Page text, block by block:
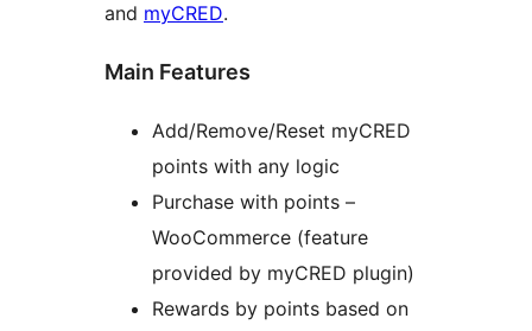
and myCRED.
Main Features
Add/Remove/Reset myCRED
points with any logic
Purchase with points –
WooCommerce (feature
provided by myCRED plugin)
Rewards by points based on